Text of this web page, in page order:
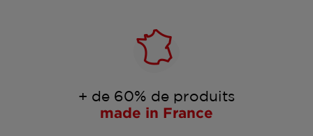
+ de 60% de produits
made in France